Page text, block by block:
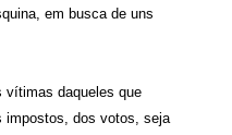
em busca de uns
vítimas daqueles que
impostos, dos votos, seja